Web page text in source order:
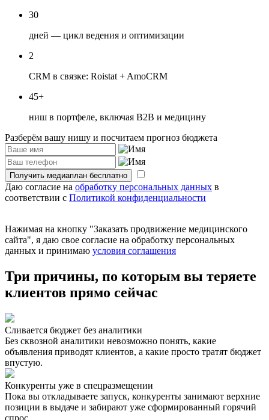
30
дней — цикл ведения и оптимизации
2
CRM в связке: Roistat + AmoCRM
45+
ниш в портфеле, включая B2B и медицину
Разберём вашу нишу и посчитаем прогноз бюджета
Получить медиаплан бесплатно
Даю согласие на обработку персональных данных в
соответствии с Политикой конфиденциальности
Нажимая на кнопку "Заказать продвижение медицинского
сайта", я даю свое согласие на обработку персональных
данных и принимаю условия соглашения
Три причины, по которым вы теряете
клиентов прямо сейчас
Сливается бюджет без аналитики
Без сквозной аналитики невозможно понять, какие
объявления приводят клиентов, а какие просто тратят бюджет
впустую.
Конкуренты уже в спецразмещении
Пока вы откладываете запуск, конкуренты занимают верхние
позиции в выдаче и забирают уже сформированный горячий
спрос